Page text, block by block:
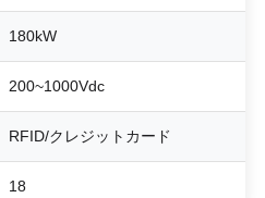
180kW
200~1000Vdc
RFID/クレジットカード
18